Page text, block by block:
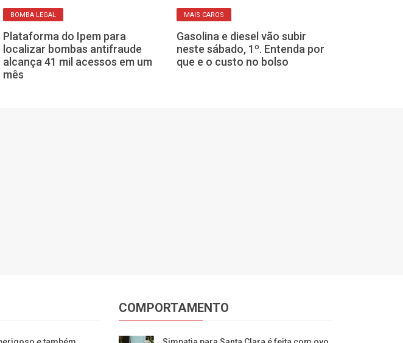
BOMBA LEGAL
Plataforma do Ipem para
localizar bombas antifraude
alcança 41 mil acessos em um
mês
MAIS CAROS
Gasolina e diesel vão subir
neste sábado, 1º. Entenda por
que e o custo no bolso
COMPORTAMENTO